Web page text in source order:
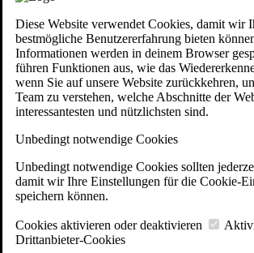
Diese Website verwendet Cookies, damit wir
bestmögliche Benutzererfahrung bieten
Informationen werden in deinem Browser
führen Funktionen aus, wie das
wenn Sie auf unsere Website zurückkehren,
Team zu verstehen, welche Abschnitte der
interessantesten und nützlichsten sind.
Unbedingt notwendige Cookies
Unbedingt notwendige Cookies sollten
damit wir Ihre Einstellungen für die Cookie-
speichern können.
Cookies aktivieren oder deaktivieren
Drittanbieter-Cookies